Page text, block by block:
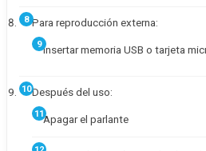
Para reproducción externa:
Insertar memoria USB o tarjeta
Después del uso:
Apagar el parlante